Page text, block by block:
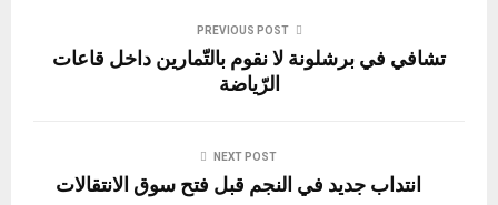
PREVIOUS POST
تشافي في برشلونة لا نقوم بالتّمارين داخل قاعات
الرّياضة
NEXT POST
انتداب جديد في النجم قبل فتح سوق الانتقالات